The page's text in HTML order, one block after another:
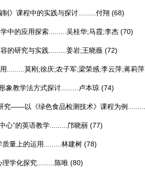
》课程中的实践与探讨......... 付翔 (68)
中的应用探索......... 吴桂华;马霞;李杰 (70)
的研究与实践......... 姜岩;王晓薇 (72)
......... 莫刚;徐庆;农子军;梁荣感;李云萍;蒋莉萍
象教学法方式探讨......... 卢本琼 (74)
究——以《绿色食品检测技术》课程为例.........
心”的英语教学......... 邝晓丽 (77)
量上的运用......... 林建树 (78)
学化探究......... 陈唯 (80)